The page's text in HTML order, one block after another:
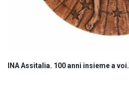
INA Assitalia. 100 anni insieme a voi.